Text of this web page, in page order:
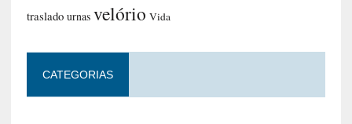
traslado urnas velório Vida
CATEGORIAS